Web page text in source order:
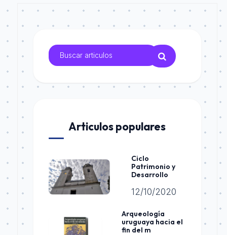
Articulos populares
Ciclo
Patrimonio y
Desarrollo
12/10/2020
Arqueología
uruguaya hacia el
fin del m